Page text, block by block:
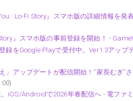
: Lo-Fi Story』スマホ版の詳細情報を発
』スマホ版の事前登録を開始！ -
録をGoogle Playで受付中。Ver1.3アップ
」アップデートが配信開始！“家長むぎ”
iOS/Androidで2026年春配信へ - 電ファ